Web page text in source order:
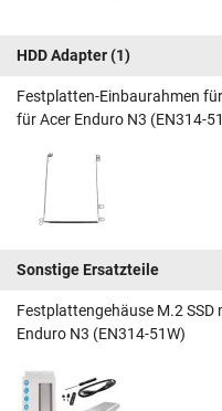
HDD Adapter(1)
Festplatten-Einbaurahmen
für Acer Enduro N3 (EN314-
Sonstige Ersatzteile
Festplattengehäuse M.2 SSD
Enduro N3 (EN314-51W)